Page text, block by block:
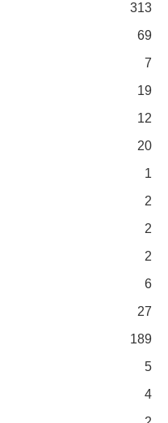
313
69
7
19
12
20
1
2
2
2
6
27
189
5
4